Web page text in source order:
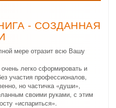
- СОЗДАННАЯ
мере отразит всю Вашу
легко сформировать и
участия профессионалов,
но частичка «души»,
своими руками, с этим
«испариться».